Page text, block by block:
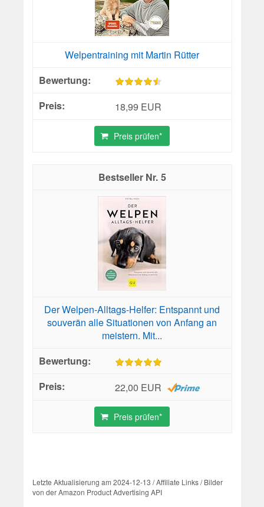
Welpentraining mit Martin Rütter
18,99 EUR
Preis prüfen*
5
Der Welpen-Alltags-Helfer: Entspannt und
souverän alle Situationen von Anfang an
meistern. Mit...
22,00 EUR
Preis prüfen*
Letzte Aktualisierung am 2024-12-13 / Affiliate Links / Bilder
von der Amazon Product Advertising API